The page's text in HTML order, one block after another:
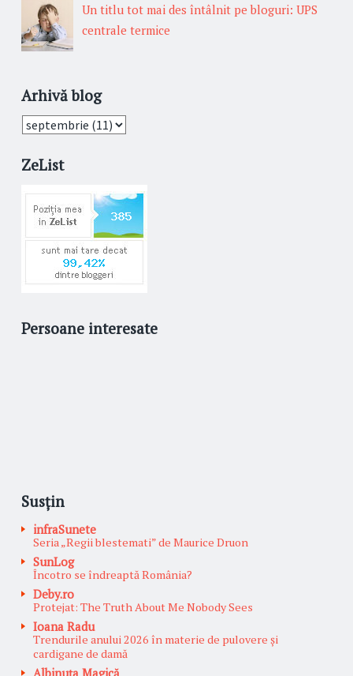
Un titlu tot mai des întâlnit pe bloguri: UPS
centrale termice
Arhivă blog
ZeList
Persoane interesate
Susțin
infraSunete
Seria „Regii blestemati” de Maurice Druon
SunLog
Încotro se îndreaptă România?
Deby.ro
Protejat: The Truth About Me Nobody Sees
Ioana Radu
Trendurile anului 2026 în materie de pulovere și
cardigane de damă
Albinuţa Magică